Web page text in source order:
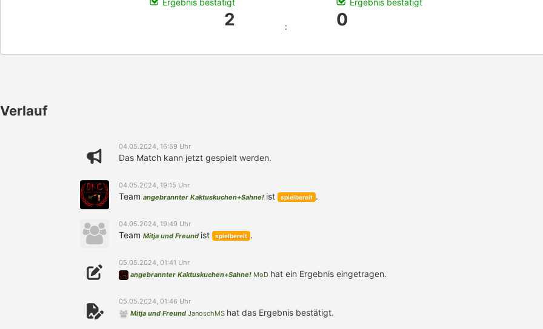
2 : 0
Verlauf
04.05.2024, 16:59 Uhr
Das Match kann jetzt gespielt werden.
04.05.2024, 19:15 Uhr
Team angebrannter Kaktuskuchen+Sahne! ist spielbereit .
04.05.2024, 19:49 Uhr
Team Mitja und Freund ist spielbereit .
05.05.2024, 01:41 Uhr
angebrannter Kaktuskuchen+Sahne! MoD hat ein Ergebnis eingetragen.
05.05.2024, 01:46 Uhr
Mitja und Freund JanoschMS hat das Ergebnis bestätigt.